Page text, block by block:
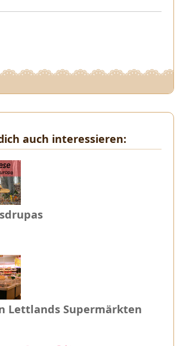
auch interessieren:
Lettlands Supermärkten